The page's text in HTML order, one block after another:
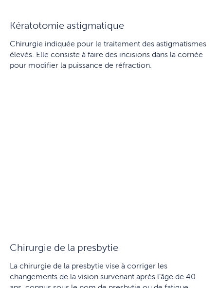
Kératotomie astigmatique
Chirurgie indiquée pour le traitement des astigmatismes
élevés. Elle consiste à faire des incisions dans la cornée
pour modifier la puissance de réfraction.
Chirurgie de la presbytie
La chirurgie de la presbytie vise à corriger les
changements de la vision survenant après l’âge de 40